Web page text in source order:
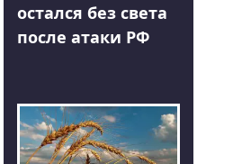
остался без света
после атаки РФ